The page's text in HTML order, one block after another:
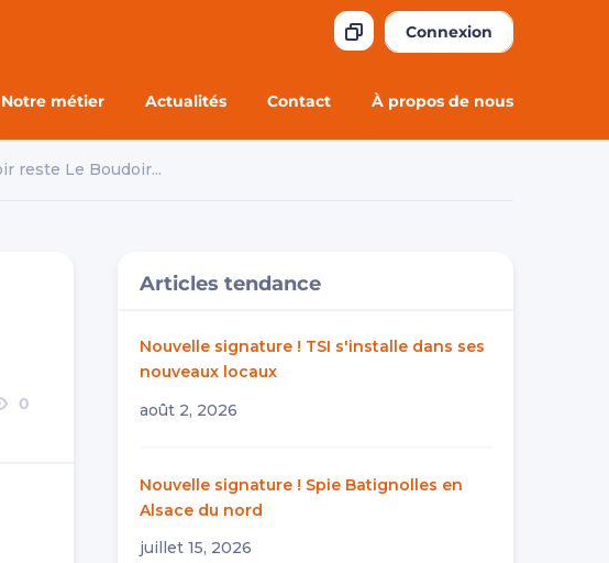
Connexion
Notre métier Actualités Contact À propos de nous
reste Le Boudoir...
0
Articles tendance
Nouvelle signature ! TSI s'installe dans ses
nouveaux locaux
août 2, 2026
Nouvelle signature ! Spie Batignolles en
Alsace du nord
juillet 15, 2026